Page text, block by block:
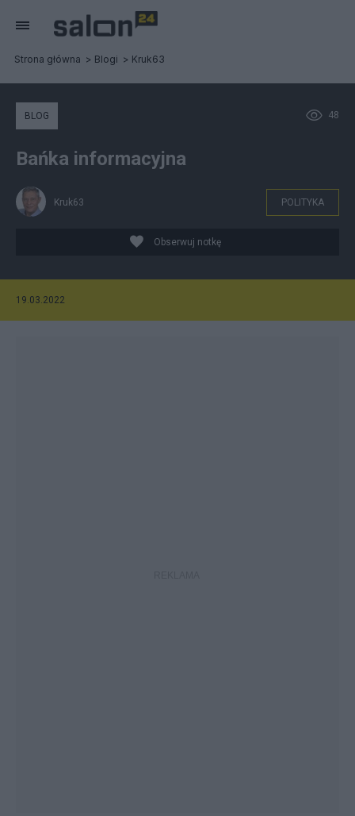
Strona główna Blogi Kruk63
48
BLOG
Bańka informacyjna
Kruk63 POLITYKA
Obserwuj notkę
19.03.2022